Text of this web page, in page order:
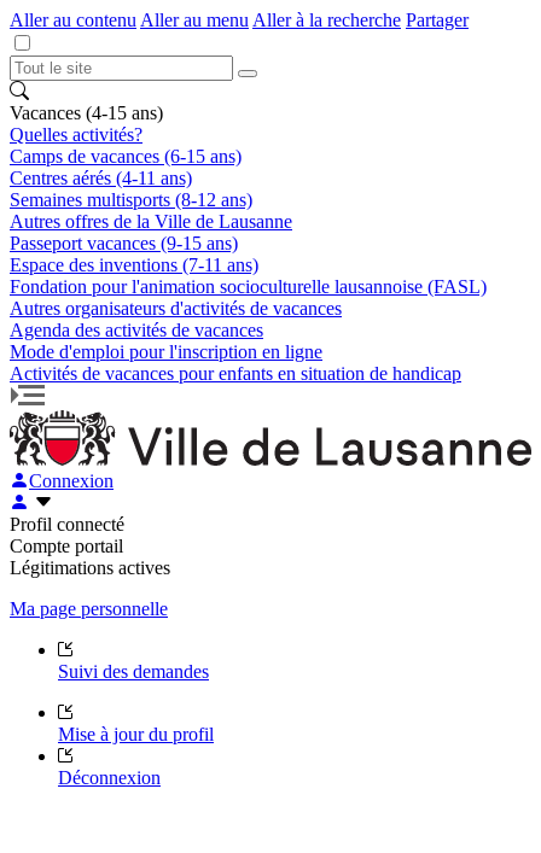
Aller au contenu Aller au menu Aller à la recherche Partager
Vacances (4-15 ans)
Quelles activités?
Camps de vacances (6-15 ans)
Centres aérés (4-11 ans)
Semaines multisports (8-12 ans)
Autres offres de la Ville de Lausanne
Passeport vacances (9-15 ans)
Espace des inventions (7-11 ans)
Fondation pour l'animation socioculturelle lausannoise (FASL)
Autres organisateurs d'activités de vacances
Agenda des activités de vacances
Mode d'emploi pour l'inscription en ligne
Activités de vacances pour enfants en situation de handicap
Connexion
Profil connecté
Compte portail
Légitimations actives
Ma page personnelle
Suivi des demandes
Mise à jour du profil
Déconnexion